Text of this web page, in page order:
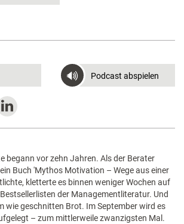
Podcast abspielen
begann vor zehn Jahren. Als der Berater
Buch 'Mythos Motivation – Wege aus einer
kletterte es binnen weniger Wochen auf
der Managementliteratur. Und
wie geschnitten Brot. Im September wird es
– zum mittlerweile zwanzigsten Mal.